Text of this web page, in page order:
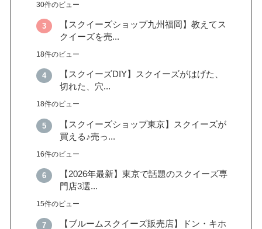
30件のビュー
【スクイーズショップ九州福岡】教えてス
クイーズを売...
18件のビュー
【スクイーズDIY】スクイーズがはげた、
切れた、穴...
18件のビュー
【スクイーズショップ東京】スクイーズが
買える♪売っ...
16件のビュー
【2026年最新】東京で話題のスクイーズ専
門店3選...
15件のビュー
【ブルームスクイーズ販売店】ドン・キホ